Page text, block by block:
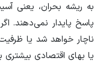
به ریشه بحران، یعنی
پاسخ پایدار نمی‌دهند. اگر
ناچار خواهد شد یا
یا بهای اقتصادی بیشتری